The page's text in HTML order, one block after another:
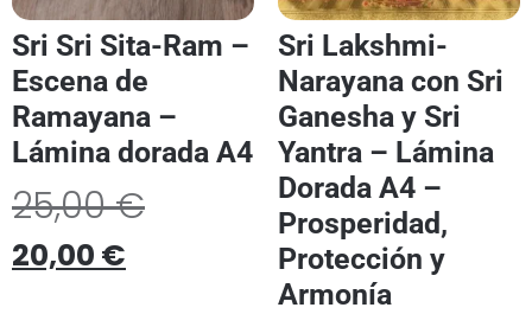
Sri Sri Sita-Ram –
Escena de
Ramayana –
Lámina dorada A4
25,00€
20,00 €
Sri Lakshmi-
Narayana con Sri
Ganesha y Sri
Yantra – Lámina
Dorada A4 –
Prosperidad,
Protección y
Armonía